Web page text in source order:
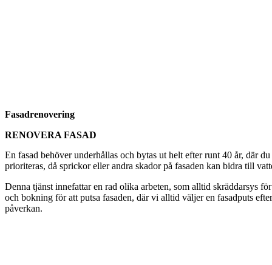
Fasadrenovering
RENOVERA FASAD
En fasad behöver underhållas och bytas ut helt efter runt 40 år, där
prioriteras, då sprickor eller andra skador på fasaden kan bidra till
Denna tjänst innefattar en rad olika arbeten, som alltid skräddarsys
och bokning för att putsa fasaden, där vi alltid väljer en fasadputs
påverkan.